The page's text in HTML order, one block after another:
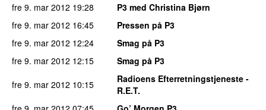
fre 9. mar 2012 19:28
P3 med Christina Bjørn
fre 9. mar 2012 16:45
Pressen på P3
fre 9. mar 2012 12:24
Smag på P3
fre 9. mar 2012 12:15
Smag på P3
fre 9. mar 2012 10:15
Radioens Efterretningstjeneste -
R.E.T.